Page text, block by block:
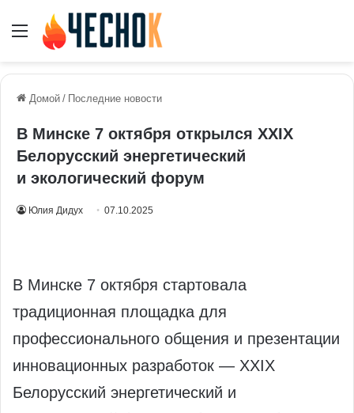
Меню
Домой / Последние новости
В Минске 7 октября открылся XXIX
Белорусский энергетический
и экологический форум
Юлия Дидух 07.10.2025
В Минске 7 октября стартовала
традиционная площадка для
профессионального общения и презентации
инновационных разработок — XXIX
Белорусский энергетический и